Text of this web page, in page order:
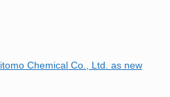
Chemical Co., Ltd. as new